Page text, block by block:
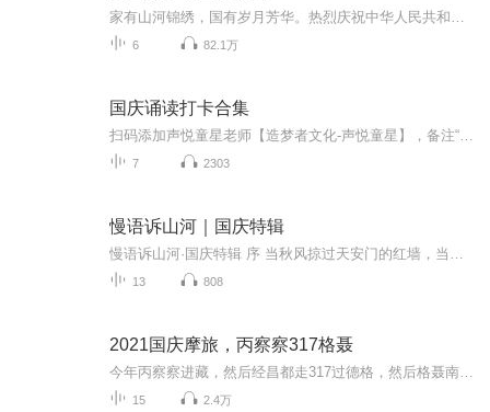
6 82.1万
国庆诵读打卡合集
7 2303
慢语诉山河｜国庆特辑
13 808
2021国庆摩旅，丙察察317格聂
15 2.4万